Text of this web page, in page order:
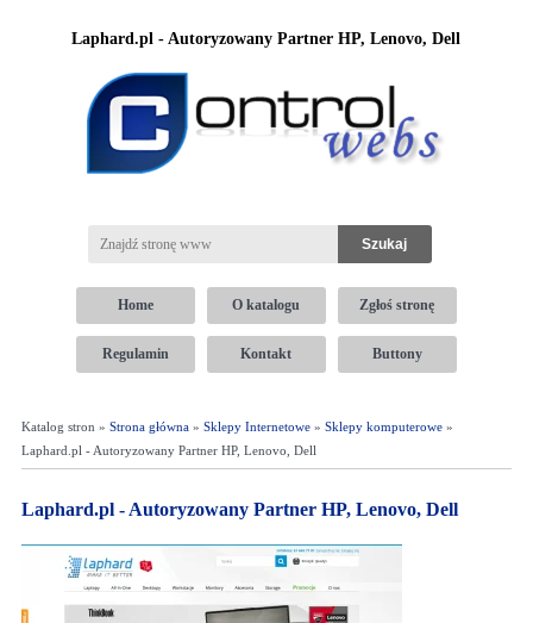
Laphard.pl - Autoryzowany Partner HP, Lenovo, Dell
Home O katalogu Zgłoś stronę
Regulamin Kontakt Buttony
Katalog stron » Strona główna» Sklepy Internetowe» Sklepy komputerowe»
Laphard.pl - Autoryzowany Partner HP, Lenovo, Dell
Laphard.pl - Autoryzowany Partner HP, Lenovo, Dell